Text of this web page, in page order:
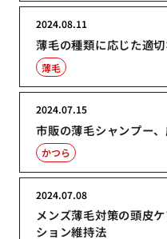
薄毛の種類に応じた適
2024.08.11
薄毛
市販の薄毛シャンプー
2024.07.15
かつら
メンズ薄毛対策の頭皮
ション維持法
2024.07.08